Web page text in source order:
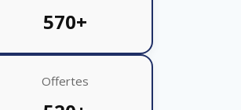
570+
Offertes